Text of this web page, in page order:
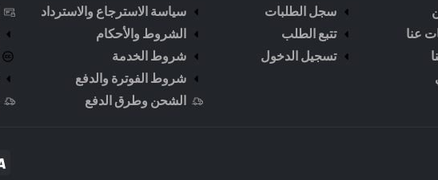
عنا
سجل الطلبات
تتبع الطلب
تسجيل الدخول
سياسة الاسترجاع والاسترداد
الشروط والأحكام
شروط الخدمة
شروط الفوترة والدفع
الشحن وطرق الدفع